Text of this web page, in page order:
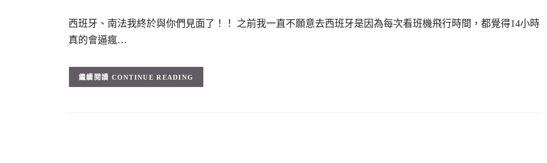
西班牙、南法我終於與你們見面了！！ 之前我一直不願意去西班牙是因為每次看班機飛行時間，都覺得14小時
真的會逼瘋…
CONTINUE READING